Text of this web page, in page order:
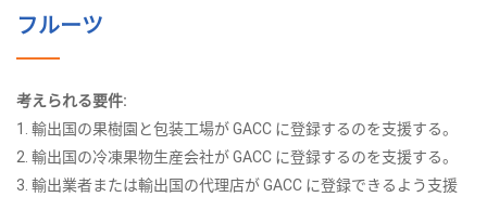
フルーツ
考えられる要件:
1. 輸出国の果樹園と包装工場が GACC に登録するのを支援する。
2. 輸出国の冷凍果物生産会社が GACC に登録するのを支援する。
3. 輸出業者または輸出国の代理店が GACC に登録できるよう支援